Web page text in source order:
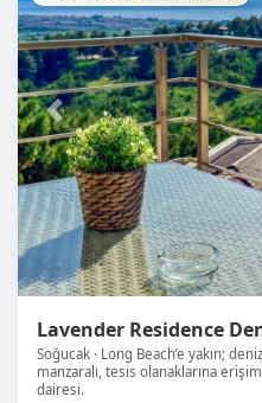
Önceki
Lavender Residence
Soğucak
Long Beach’e yakın;
manzaralı, tesis olanaklarına
dairesi.